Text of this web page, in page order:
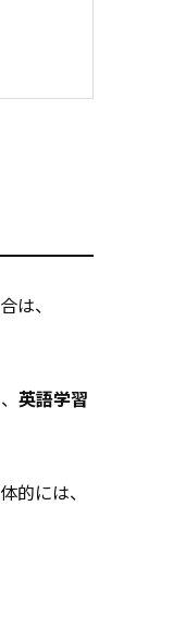
は、
英語学習
的には、